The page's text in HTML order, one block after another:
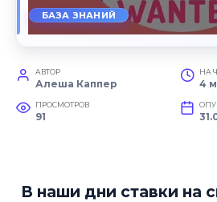
БАЗА ЗНАНИЙ
АВТОР
Алеша Каппер
НА
4
ПРОСМОТРОВ
91
В наши дни ставки на